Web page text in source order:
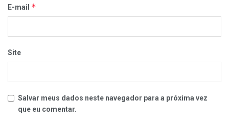
E-mail *
Site
Salvar meus dados neste navegador para a próxima vez
que eu comentar.